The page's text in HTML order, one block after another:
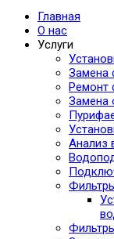
Главная
О нас
Услуги
Замена
Ремонт
Замена
Анализ